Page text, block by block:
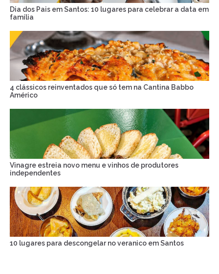
Dia dos Pais em Santos: 10 lugares para celebrar a data em
família
4 clássicos reinventados que só tem na Cantina Babbo
Américo
Vinagre estreia novo menu e vinhos de produtores
independentes
10 lugares para descongelar no veranico em Santos